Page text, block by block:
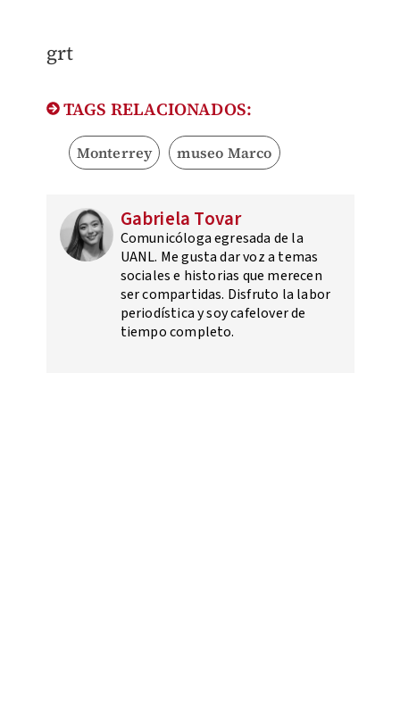
grt
TAGS RELACIONADOS:
Monterrey museo Marco
Gabriela Tovar
Comunicóloga egresada de la
UANL. Me gusta dar voz a temas
sociales e historias que merecen
ser compartidas. Disfruto la labor
periodística y soy cafelover de
tiempo completo.